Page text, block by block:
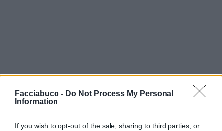
Facciabuco - Do Not Process My Personal
Information
If you wish to opt-out of the sale, sharing to third parties, or